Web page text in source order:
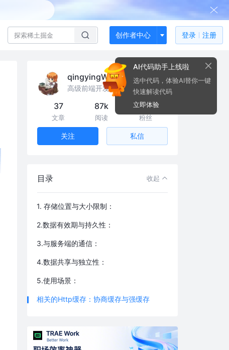
创作者中心 登录 注册
qingyingWin
高级前端开发工程师
37
文章
87k
阅读
258
粉丝
关注 私信
目录 收起
1. 存储位置与大小限制：
2.数据有效期与持久性：
3.与服务端的通信：
4.数据共享与独立性：
5.使用场景：
相关的Http缓存：协商缓存与强缓存
AI代码助手上线啦
选中代码，体验AI替你一键
快速解读代码
立即体验